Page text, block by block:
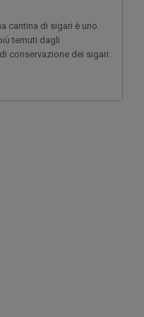
cantina di sigari è uno
temuti dagli
conservazione dei sigari.